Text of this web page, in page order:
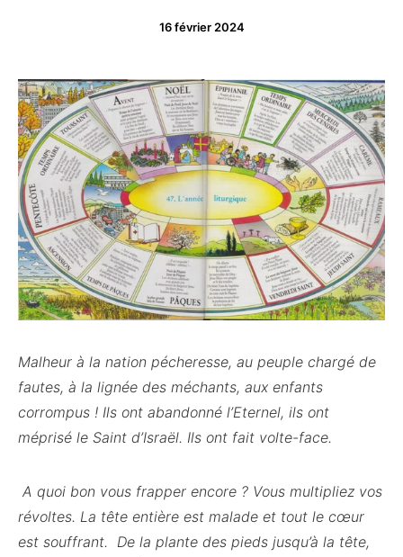
16 février 2024
Malheur à la nation pécheresse, au peuple chargé de
fautes, à la lignée des méchants, aux enfants
corrompus ! Ils ont abandonné l’Eternel, ils ont
méprisé le Saint d’Israël. Ils ont fait volte-face.
A quoi bon vous frapper encore ? Vous multipliez vos
révoltes. La tête entière est malade et tout le cœur
est souffrant. De la plante des pieds jusqu’à la tête,